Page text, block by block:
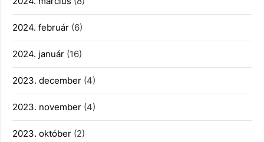
2024. február (6)
2024. január (16)
2023. december (4)
2023. november (4)
2023. október (2)